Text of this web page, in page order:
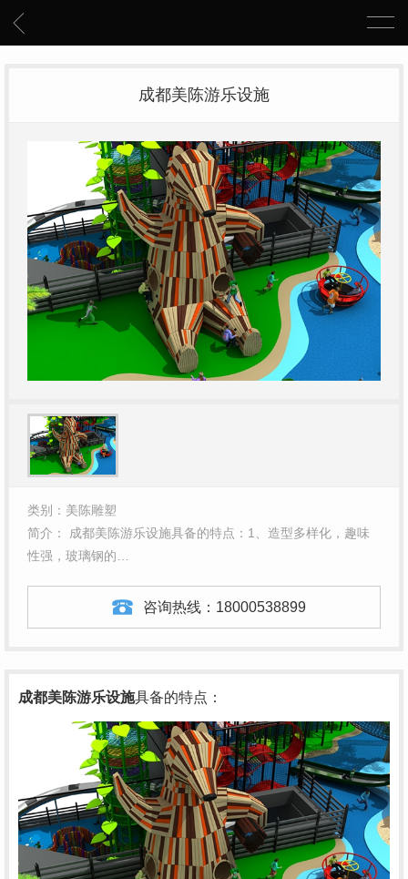
成都美陈游乐设施
类别：美陈雕塑
简介： 成都美陈游乐设施具备的特点：1、造型多样化，趣味
性强，玻璃钢的…
咨询热线： 18000538899
成都美陈游乐设施具备的特点：